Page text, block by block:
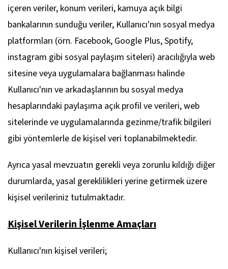
içeren veriler, konum verileri, kamuya açık bilgi
bankalarının sunduğu veriler, Kullanıcı'nın sosyal medya
platformları (örn. Facebook, Google Plus, Spotify,
instagram gibi sosyal paylaşım siteleri) aracılığıyla web
sitesine veya uygulamalara bağlanması halinde
Kullanıcı'nın ve arkadaşlarının bu sosyal medya
hesaplarındaki paylaşıma açık profil ve verileri, web
sitelerinde ve uygulamalarında gezinme/trafik bilgileri
gibi yöntemlerle de kişisel veri toplanabilmektedir.
Ayrıca yasal mevzuatın gerekli veya zorunlu kıldığı diğer
durumlarda, yasal gereklilikleri yerine getirmek üzere
kişisel verileriniz tutulmaktadır.
Kişisel Verilerin İşlenme Amaçları
Kullanıcı'nın kişisel verileri;